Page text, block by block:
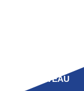
HAUT NIVEAU